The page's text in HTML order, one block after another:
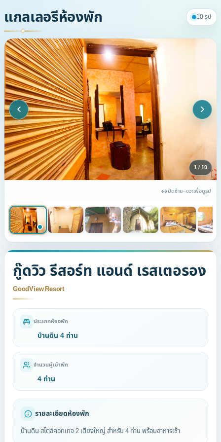
แกลเลอรีห้องพัก 10 รูป
1 / 10
ปัดซ้าย–ขวาเพื่อดูรูป
กู๊ดวิว รีสอร์ท แอนด์ เรสเตอรอง
GoodView Resort
ประเภทห้องพัก
บ้านดิน 4 ท่าน
จำนวนผู้เข้าพัก
4 ท่าน
รายละเอียดห้องพัก
บ้านดิน สไตล์คอทเทจ 2 เตียงใหญ่ สำหรับ 4 ท่าน พร้อมอาหารเช้า